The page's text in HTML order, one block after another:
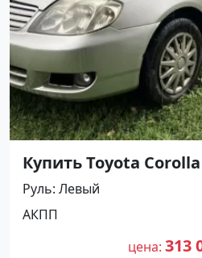
Купить Toyota
(1600/110 л.с.)
Курганинск цвет
по цене 313000
№27430 на сайте
Руль Левый
АКПП
цена 313